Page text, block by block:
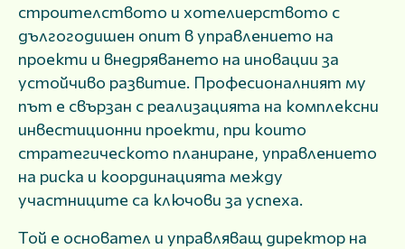
строителството и хотелиерството с
дългогодишен опит в управлението на
проекти и внедряването на иновации за
устойчиво развитие. Професионалният му
път е свързан с реализацията на комплексни
инвестиционни проекти, при които
стратегическото планиране, управлението
на риска и координацията между
участниците са ключови за успеха.
Той е основател и управляващ директор на